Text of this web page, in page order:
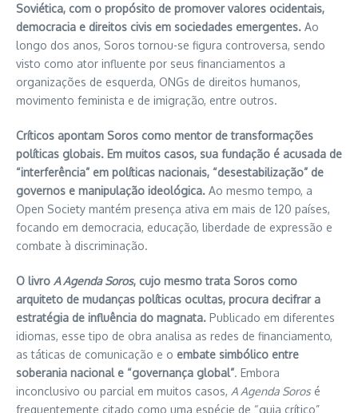
Soviética, com o propósito de promover valores ocidentais,
democracia e direitos civis em sociedades emergentes. Ao
longo dos anos, Soros tornou-se figura controversa, sendo
visto como ator influente por seus financiamentos a
organizações de esquerda, ONGs de direitos humanos,
movimento feminista e de imigração, entre outros.
Críticos apontam Soros como mentor de transformações
políticas globais. Em muitos casos, sua fundação é acusada de
“interferência” em políticas nacionais, “desestabilização” de
governos e manipulação ideológica. Ao mesmo tempo, a
Open Society mantém presença ativa em mais de 120 países,
focando em democracia, educação, liberdade de expressão e
combate à discriminação.
O livro A Agenda Soros, cujo mesmo trata Soros como
arquiteto de mudanças políticas ocultas, procura decifrar a
estratégia de influência do magnata. Publicado em diferentes
idiomas, esse tipo de obra analisa as redes de financiamento,
as táticas de comunicação e o embate simbólico entre
soberania nacional e “governança global”. Embora
inconclusivo ou parcial em muitos casos, A Agenda Soros é
frequentemente citado como uma espécie de “guia crítico”